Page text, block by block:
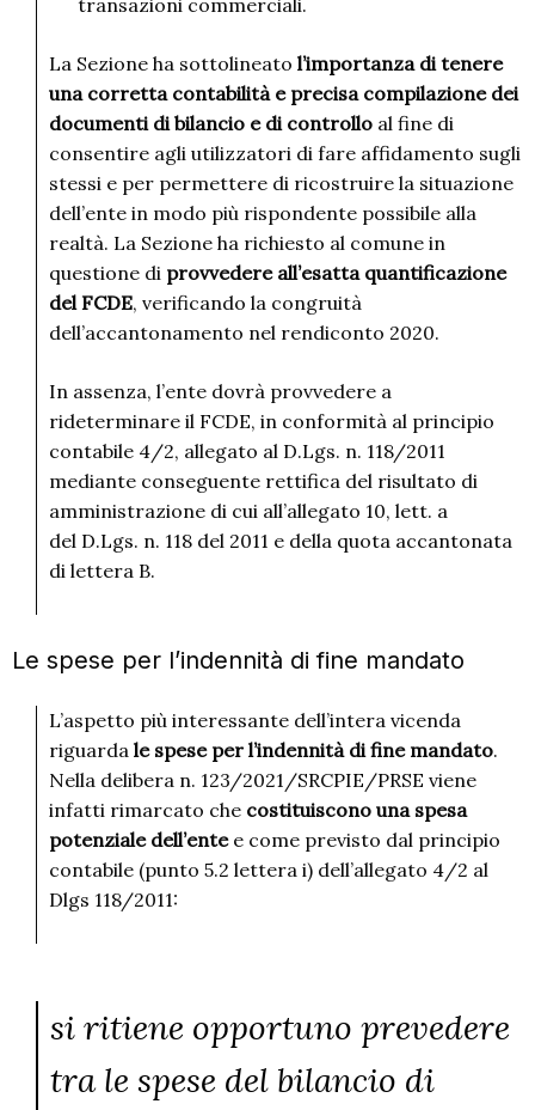
transazioni commerciali.
La Sezione ha sottolineato l’importanza di tenere
una corretta contabilità e precisa compilazione dei
documenti di bilancio e di controllo al fine di
consentire agli utilizzatori di fare affidamento sugli
stessi e per permettere di ricostruire la situazione
dell’ente in modo più rispondente possibile alla
realtà. La Sezione ha richiesto al comune in
questione di provvedere all’esatta quantificazione
del FCDE, verificando la congruità
dell’accantonamento nel rendiconto 2020.
In assenza, l’ente dovrà provvedere a
rideterminare il FCDE, in conformità al principio
contabile 4/2, allegato al D.Lgs. n. 118/2011
mediante conseguente rettifica del risultato di
amministrazione di cui all’allegato 10, lett. a
del D.Lgs. n. 118 del 2011 e della quota accantonata
di lettera B.
Le spese per l’indennità di fine mandato
L’aspetto più interessante dell’intera vicenda
riguarda le spese per l’indennità di fine mandato.
Nella delibera n. 123/2021/SRCPIE/PRSE viene
infatti rimarcato che costituiscono una spesa
potenziale dell’entee come previsto dal principio
contabile (punto 5.2 lettera i) dell’allegato 4/2 al
Dlgs 118/2011:
si ritiene opportuno prevedere
tra le spese del bilancio di